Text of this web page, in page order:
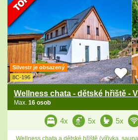
Silvestr je obsazený
8C-196
Wellness chata - dětské hřiště -
Max. 16 osob
4x 5x 5x
„Wellness chata a dětské hřiště (vířivka,